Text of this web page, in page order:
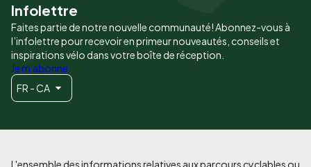
Infolettre
Faites partie de notre nouvelle communauté! Abonnez-vous à
l’infolettre pour recevoir en primeur nouveautés, conseils et
inspirations vélo dans votre boîte de réception.
Je m'abonne
FR - CA
L'ensemble des informations relatives aux parcours cyclables ou